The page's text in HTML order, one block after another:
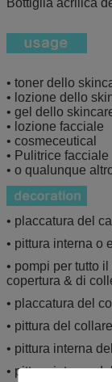
• toner dello
• lozione dello
• gel dello
• lozione facciale
• cosmeceutical
• Pulitrice facciale
• o qualunque
• placcatura del
• pittura interna o
• pompi per tutto
copertura & di
• placcatura del
• pittura del collare
• pittura interna
• pittura interna